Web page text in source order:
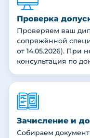
Проверка
Проверяем ваш
сопряжённой
от 14.05.2026). При
консультация по
Зачисление и
Собираем